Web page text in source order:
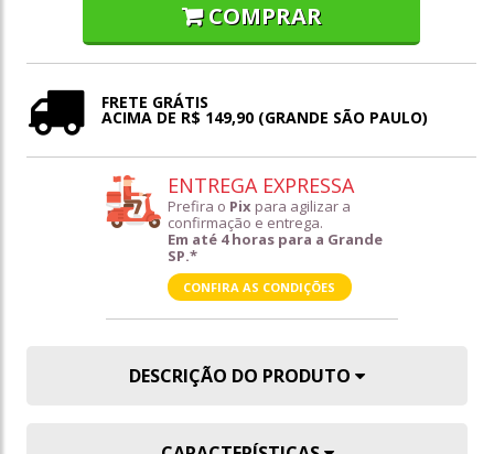
COMPRAR
FRETE GRÁTIS
ACIMA DE R$ 149,90 (GRANDE SÃO PAULO)
ENTREGA EXPRESSA
Prefira o Pix para agilizar a
confirmação e entrega.
Em até 4 horas para a Grande
SP.*
CONFIRA AS CONDIÇÕES
DESCRIÇÃO DO PRODUTO